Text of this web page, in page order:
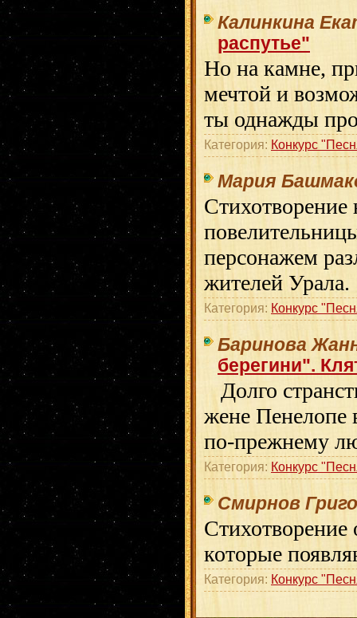
Калинкина
распутье"
Но на камне,
мечтой и
ты однажды
Категория: Конкурс
Мария
персонажем
жителей Урала.
Категория: Конкурс
Баринова
берегини".
Долго
жене Пенелопе
по-прежнему
Категория: Конкурс
Смирнов
которые
Категория: Конкурс